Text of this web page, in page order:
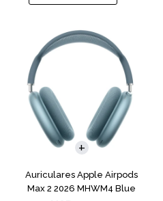
Auriculares Apple Airpods
Max 2 2026 MHWM4 Blue